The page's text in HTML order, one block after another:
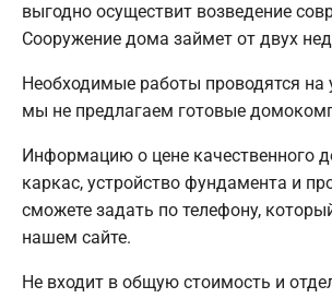
выгодно осуществит возведение
Сооружение дома займет от двух
Необходимые работы проводятся на
мы не предлагаем готовые
Информацию о цене качественного
каркас, устройство фундамента и
сможете задать по телефону,
нашем сайте.
Не входит в общую стоимость и